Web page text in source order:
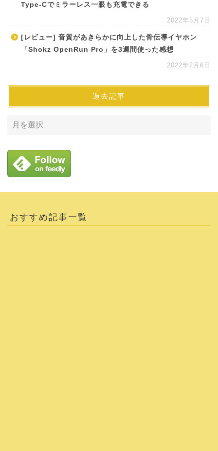
Type-Cでミラーレス一眼も充電できる
2022年5月7日
[レビュー] 音質があきらかに向上した骨伝導イヤホン
「Shokz OpenRun Pro」を3週間使った感想
2022年2月6日
過去記事
おすすめ記事一覧